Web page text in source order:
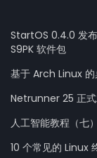
StartOS 0.4.0 发
S9PK 软件包
基于 Arch Linux
Netrunner 25 正
人工智能教程（七
10 个常见的 Linux